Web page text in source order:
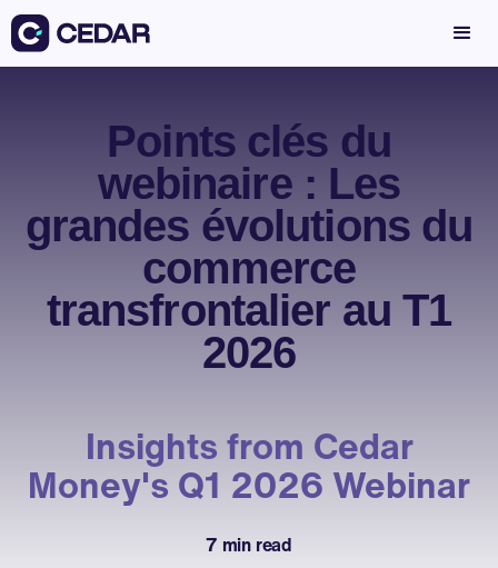
Points clés du
webinaire : Les
grandes évolutions du
commerce
transfrontalier au T1
2026
Insights from Cedar
Money's Q1 2026 Webinar
7 min read